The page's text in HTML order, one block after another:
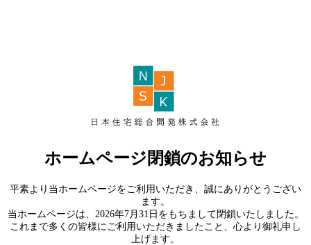
ホームページ閉鎖のお知らせ
平素より当ホームページをご利用いただき、誠にありがとうござい
ます。
当ホームページは、2026年7月31日をもちまして閉鎖いたしました。
これまで多くの皆様にご利用いただきましたこと、心より御礼申し
上げます。